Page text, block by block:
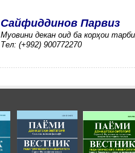
Сайфиддинов Парвиз
Муовини декан оид ба корҳои
Тел: (+992) 900772270